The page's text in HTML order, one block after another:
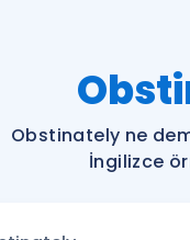
Obstinately ne
İngilizce